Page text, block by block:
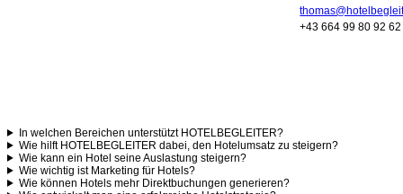
+43 664 99 80 92 62
In welchen Bereichen unterstützt HOTELBEGLEITER?
Wie hilft HOTELBEGLEITER dabei, den Hotelumsatz zu steigern?
Wie kann ein Hotel seine Auslastung steigern?
Wie wichtig ist Marketing für Hotels?
Wie können Hotels mehr Direktbuchungen generieren?